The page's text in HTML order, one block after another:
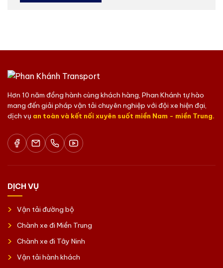
Hơn 10 năm đồng hành cùng khách hàng, Phan Khánh tự hào
mang đến giải pháp vận tải chuyên nghiệp với đội xe hiện đại,
dịch vụ an toàn và kết nối xuyên suốt miền Nam - miền Trung.
DỊCH VỤ
Vận tải đường bộ
Chành xe đi Miền Trung
Chành xe đi Tây Ninh
Vận tải hành khách